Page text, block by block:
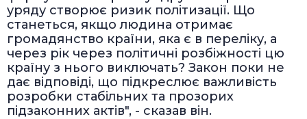
уряду створює ризик політизації. Що
станеться, якщо людина отримає
громадянство країни, яка є в переліку, а
через рік через політичні розбіжності цю
країну з нього виключать? Закон поки не
дає відповіді, що підкреслює важливість
розробки стабільних та прозорих
підзаконних актів", - сказав він.